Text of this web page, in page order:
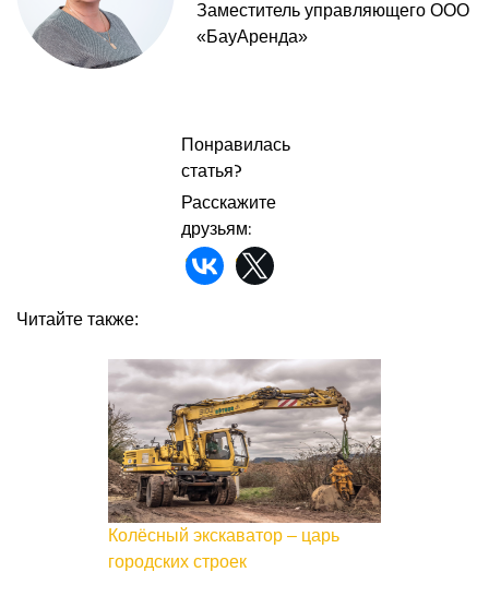
Заместитель управляющего ООО
«БауАренда»
Понравилась
статья?
Расскажите
друзьям:
Читайте также:
Колёсный экскаватор – царь
городских строек